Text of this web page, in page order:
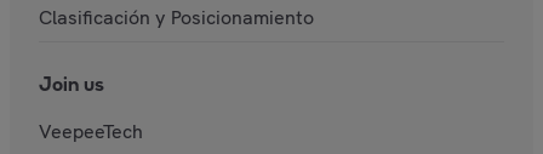
Clasificación y Posicionamiento
Join us
VeepeeTech